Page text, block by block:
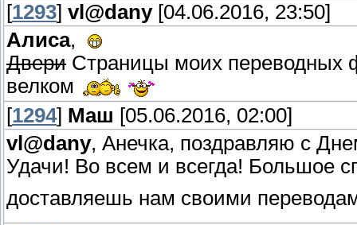
[1293] vl@dany[04.06.2016, 23:50]
Алиса,
Двери Страницы моих переводных
велком
[1294] Маш [05.06.2016, 02:00]
vl@dany, Анечка, поздравляю с
Удачи! Во всем и всегда! Большое
доставляешь нам своими